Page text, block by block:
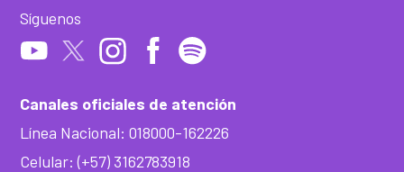
Canales oficiales de atención
Línea Nacional: 018000-162226
Celular: (+57) 3162783918
Síguenos